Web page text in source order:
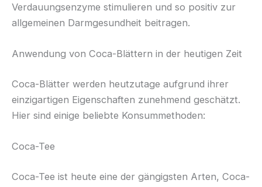
Verdauungsenzyme stimulieren und so positiv zur
allgemeinen Darmgesundheit beitragen.
Anwendung von Coca-Blättern in der heutigen Zeit
Coca-Blätter werden heutzutage aufgrund ihrer
einzigartigen Eigenschaften zunehmend geschätzt.
Hier sind einige beliebte Konsummethoden:
Coca-Tee
Coca-Tee ist heute eine der gängigsten Arten, Coca-